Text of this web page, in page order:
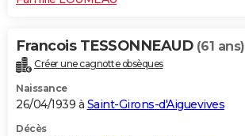
Francois TESSONNEAUD (61 ans)
Créer une cagnotte obsèques
Naissance
26/04/1939 à Saint-Girons-d'Aiguevives
Décès